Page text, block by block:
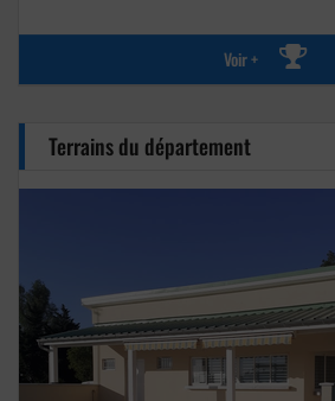
Voir +
Terrains du département